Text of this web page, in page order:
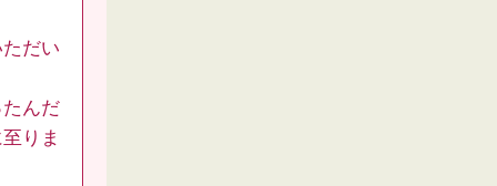
だい
んだ
りま